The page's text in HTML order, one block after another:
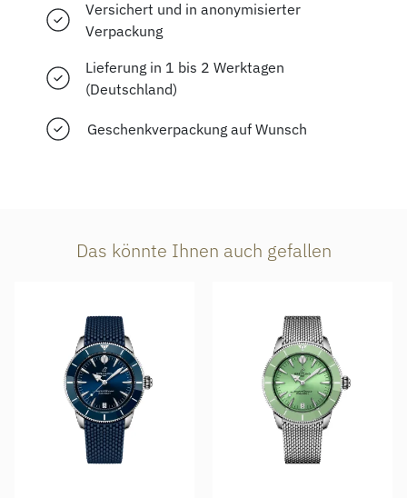
Versichert und in anonymisierter
Verpackung
Lieferung in 1 bis 2 Werktagen
(Deutschland)
Geschenkverpackung auf Wunsch
Das könnte Ihnen auch gefallen